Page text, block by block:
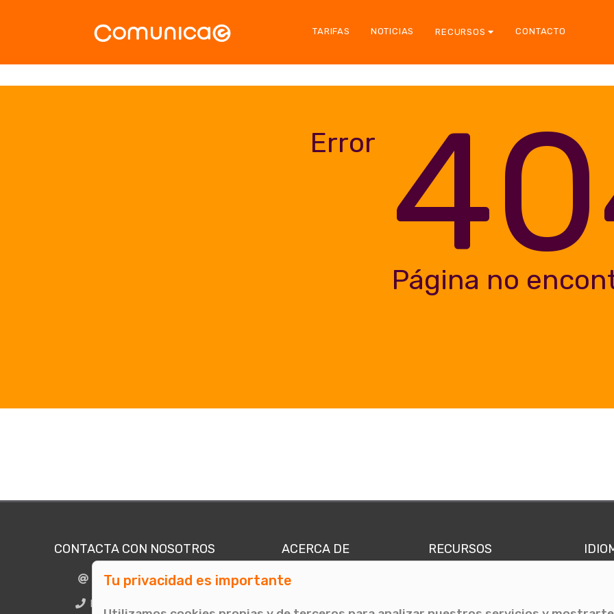
TARIFAS NOTICIAS RECURSOS CONTACTO
Error
Página no
CONTACTA CON NOSOTROS
info@comunicae.com
BCN + 34 931 702 774
ACERCA DE
Quiénes somos
RECURSOS
Tu privacidad es importante